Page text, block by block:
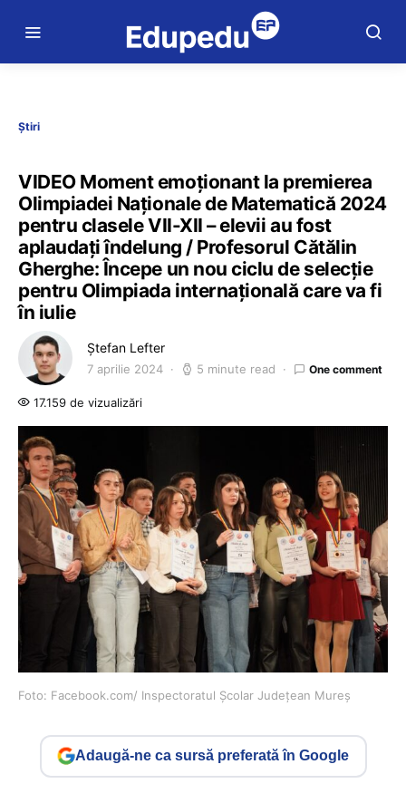
Știri
VIDEO Moment emoționant la premierea
Olimpiadei Naționale de Matematică 2024
pentru clasele VII-XII – elevii au fost
aplaudați îndelung / Profesorul Cătălin
Gherghe: Începe un nou ciclu de selecție
pentru Olimpiada internațională care va fi
în iulie
Ștefan Lefter
7 aprilie 2024 5 minute read One comment
17.159 de vizualizări
Foto: Facebook.com/ Inspectoratul Școlar Județean Mureș
Adaugă-ne ca sursă preferată în Google